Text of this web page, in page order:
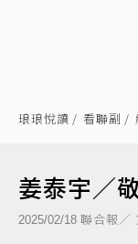
琅琅悅讀 看聯副
姜泰宇／
2025/02/18 聯合報／